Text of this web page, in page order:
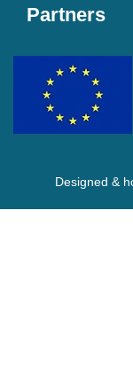
Partners
Designed &